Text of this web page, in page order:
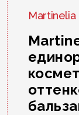
Martinelia